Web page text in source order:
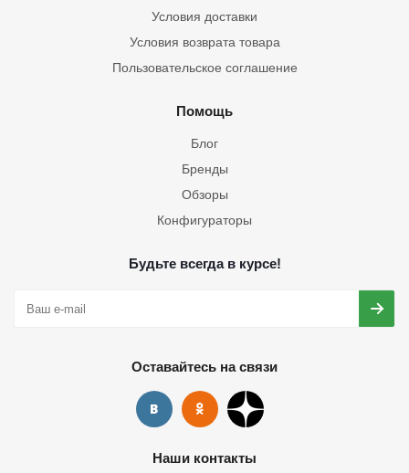
Условия доставки
Условия возврата товара
Пользовательское соглашение
Помощь
Блог
Бренды
Обзоры
Конфигураторы
Будьте всегда в курсе!
Оставайтесь на связи
Наши контакты